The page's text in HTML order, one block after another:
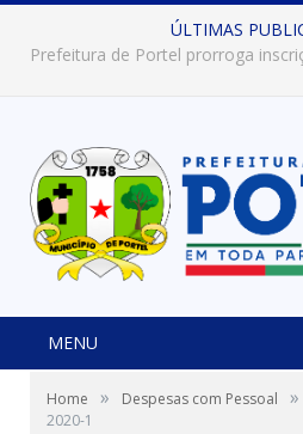
ÚLTIMAS
MENU
Home » Despesas com Pessoal »
2020-1